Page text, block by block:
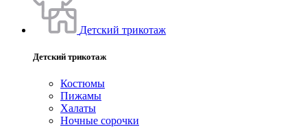
Детский трикотаж
Детский трикотаж
Костюмы
Пижамы
Халаты
Ночные сорочки